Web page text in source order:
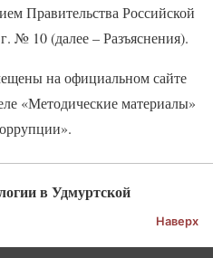
Правительства Российской
№ 10 (далее – Разъяснения).
на официальном сайте
«Методические материалы»
в Удмуртской
Наверх